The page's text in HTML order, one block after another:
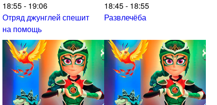
18:55 - 19:06
Отряд джунглей спешит
на помощь
18:45 - 18:55
Развлечёба